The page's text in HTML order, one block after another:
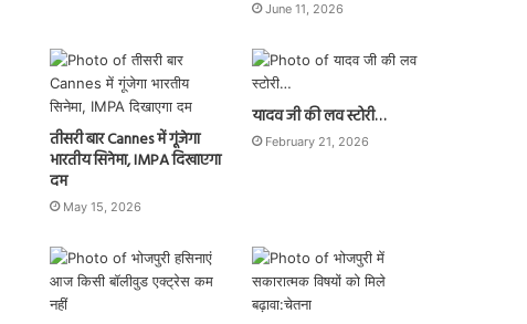
June 11, 2026
तीसरी बार Cannes में गूंजेगा
भारतीय सिनेमा, IMPA दिखाएगा
दम
May 15, 2026
यादव जी की लव स्टोरी…
February 21, 2026